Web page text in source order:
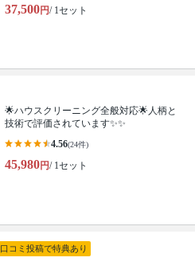
37,500円/ 1セット
🌟ハウスクリーニング全般対応🌟人柄と
技術で評価されています✨✨
4.56(24件)
45,980円/ 1セット
口コミ投稿で特典あり